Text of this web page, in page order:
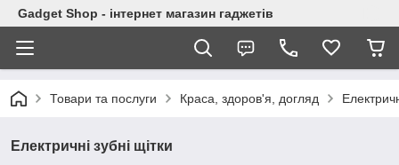
Gadget Shop - інтернет магазин гаджетів
Товари та послуги Краса, здоров'я, догляд
Електричні зубні щітки